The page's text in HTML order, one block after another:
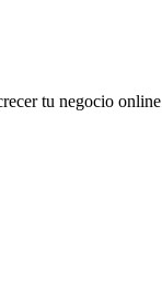
tu negocio online